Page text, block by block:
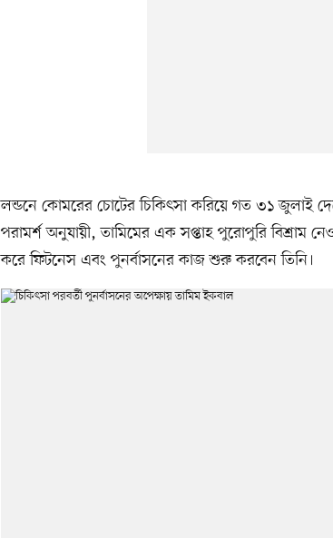
লন্ডনে কোমরের চোটের চিকিৎসা করিয়ে গত ৩১ জুলাই
পরামর্শ অনুযায়ী, তামিমের এক সপ্তাহ পুরোপুরি বিশ্রাম
করে ফিটনেস এবং পুনর্বাসনের কাজ শুরু করবেন তিনি।